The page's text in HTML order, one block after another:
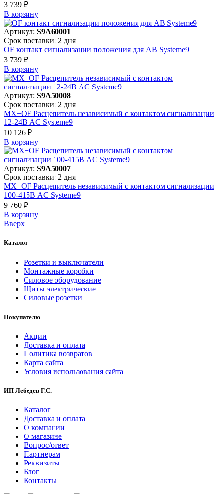
3 739 ₽
В корзинy
Артикул: S9A60001
Срок поставки: 2 дня
OF контакт сигнализации положения для АВ Systeme9
3 739 ₽
В корзинy
Артикул: S9A50008
Срок поставки: 2 дня
MX+OF Расцепитель независимый с контактом сигнализации
12-24В AC Systeme9
10 126 ₽
В корзинy
Артикул: S9A50007
Срок поставки: 2 дня
MX+OF Расцепитель независимый с контактом сигнализации
100-415В AC Systeme9
9 760 ₽
В корзинy
Вверх
Каталог
Розетки и выключатели
Монтажные коробки
Силовое оборудование
Щиты электрические
Силовые розетки
Покупателю
Акции
Доставка и оплата
Политика возвратов
Карта сайта
Условия использования сайта
ИП Лебедев Г.С.
Каталог
Доставка и оплата
О компании
О магазине
Вопрос/ответ
Партнерам
Реквизиты
Блог
Контакты